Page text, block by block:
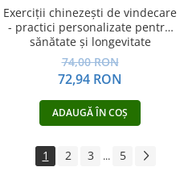
Exerciţii chinezeşti de vindecare
- practici personalizate pentru
sănătate şi longevitate
74,00 RON
72,94 RON
ADAUGĂ ÎN COȘ
1 2 3 ... 5